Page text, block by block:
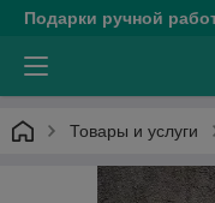
Подарки ручной
Товары и услуги